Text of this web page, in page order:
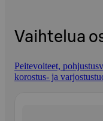
Vaihtelua
Peitevoiteet,
korostus- ja